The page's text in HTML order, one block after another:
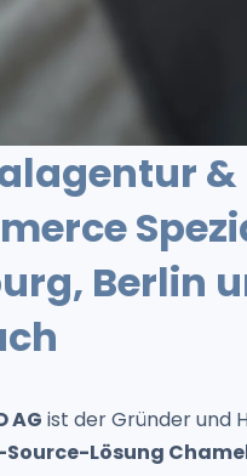
&
Berlin
AG ist der Gründer und
Lösung